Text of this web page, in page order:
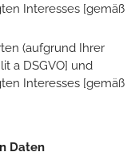
Interesses [gemäß
(aufgrund Ihrer
a DSGVO] und
Interesses [gemäß
Daten